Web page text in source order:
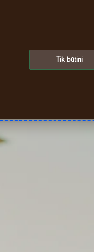
tik iš dalies. Įsigyti
telefonu: +370
Tik būtini